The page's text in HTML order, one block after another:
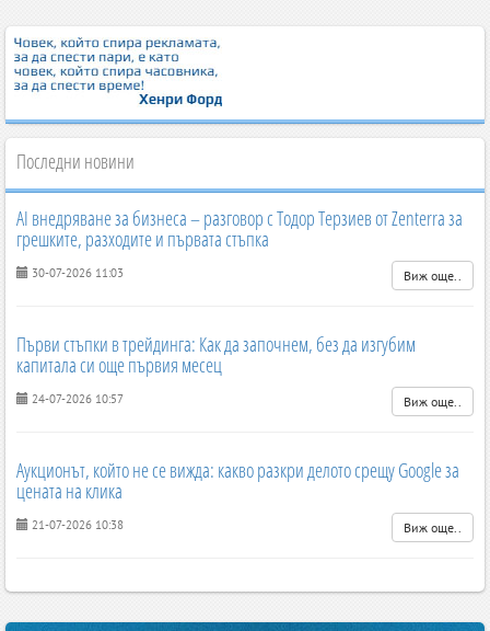
Последни новини
AI внедряване за бизнеса – разговор с Тодор Терзиев от Zenterra за
грешките, разходите и първата стъпка
30-07-2026 11:03 Виж още..
Първи стъпки в трейдинга: Как да започнем, без да изгубим
капитала си още първия месец
24-07-2026 10:57 Виж още..
Аукционът, който не се вижда: какво разкри делото срещу Google за
цената на клика
21-07-2026 10:38 Виж още..